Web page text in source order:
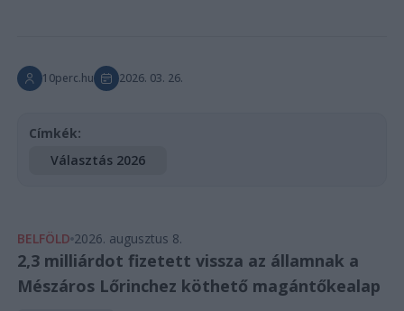
10perc.hu 2026. 03. 26.
Címkék:
Választás 2026
BELFÖLD 2026. augusztus 8.
2,3 milliárdot fizetett vissza az államnak a
Mészáros Lőrinchez köthető magántőkealap